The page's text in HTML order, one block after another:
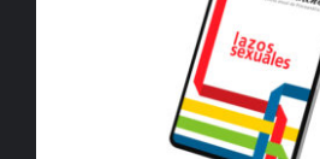
AÑADIR AL CARRITO /